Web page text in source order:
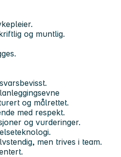
og muntlig.
og målrettet.
med respekt.
og vurderinger.
men trives i team.